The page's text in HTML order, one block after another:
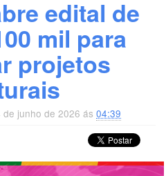
edital de
mil para
projetos
junho de 2026 ás 04:39